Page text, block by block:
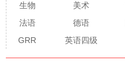
生物
美术
法语
德语
GRR
英语四级